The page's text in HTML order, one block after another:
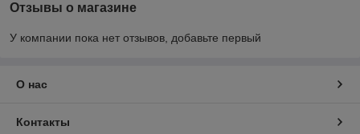
Отзывы о магазине
У компании пока нет отзывов, добавьте первый
О нас
Контакты